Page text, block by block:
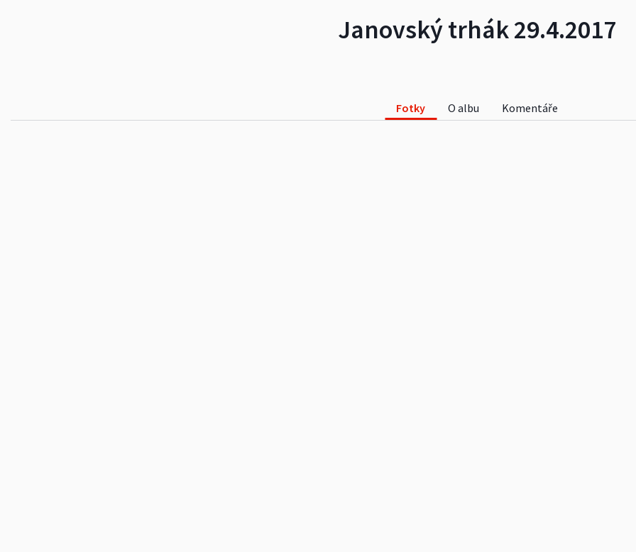
Janovský trhák 29.4.2017
Fotky O albu Komentáře